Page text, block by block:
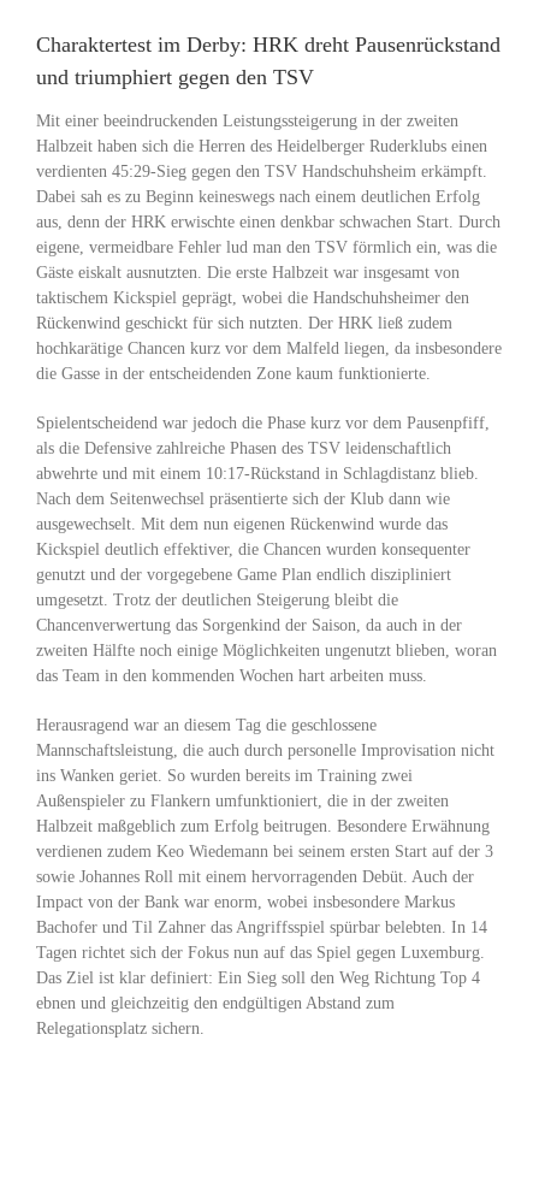
Charaktertest im Derby: HRK dreht Pausenrückstand
und triumphiert gegen den TSV
Mit einer beeindruckenden Leistungssteigerung in der zweiten
Halbzeit haben sich die Herren des Heidelberger Ruderklubs einen
verdienten 45:29-Sieg gegen den TSV Handschuhsheim erkämpft.
Dabei sah es zu Beginn keineswegs nach einem deutlichen Erfolg
aus, denn der HRK erwischte einen denkbar schwachen Start. Durch
eigene, vermeidbare Fehler lud man den TSV förmlich ein, was die
Gäste eiskalt ausnutzten. Die erste Halbzeit war insgesamt von
taktischem Kickspiel geprägt, wobei die Handschuhsheimer den
Rückenwind geschickt für sich nutzten. Der HRK ließ zudem
hochkarätige Chancen kurz vor dem Malfeld liegen, da insbesondere
die Gasse in der entscheidenden Zone kaum funktionierte.
Spielentscheidend war jedoch die Phase kurz vor dem Pausenpfiff,
als die Defensive zahlreiche Phasen des TSV leidenschaftlich
abwehrte und mit einem 10:17-Rückstand in Schlagdistanz blieb.
Nach dem Seitenwechsel präsentierte sich der Klub dann wie
ausgewechselt. Mit dem nun eigenen Rückenwind wurde das
Kickspiel deutlich effektiver, die Chancen wurden konsequenter
genutzt und der vorgegebene Game Plan endlich diszipliniert
umgesetzt. Trotz der deutlichen Steigerung bleibt die
Chancenverwertung das Sorgenkind der Saison, da auch in der
zweiten Hälfte noch einige Möglichkeiten ungenutzt blieben, woran
das Team in den kommenden Wochen hart arbeiten muss.
Herausragend war an diesem Tag die geschlossene
Mannschaftsleistung, die auch durch personelle Improvisation nicht
ins Wanken geriet. So wurden bereits im Training zwei
Außenspieler zu Flankern umfunktioniert, die in der zweiten
Halbzeit maßgeblich zum Erfolg beitrugen. Besondere Erwähnung
verdienen zudem Keo Wiedemann bei seinem ersten Start auf der 3
sowie Johannes Roll mit einem hervorragenden Debüt. Auch der
Impact von der Bank war enorm, wobei insbesondere Markus
Bachofer und Til Zahner das Angriffsspiel spürbar belebten. In 14
Tagen richtet sich der Fokus nun auf das Spiel gegen Luxemburg.
Das Ziel ist klar definiert: Ein Sieg soll den Weg Richtung Top 4
ebnen und gleichzeitig den endgültigen Abstand zum
Relegationsplatz sichern.